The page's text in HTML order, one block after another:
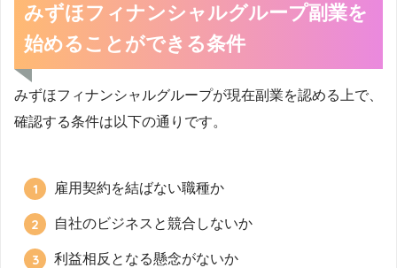
みずほフィナンシャルグループ副業を
始めることができる条件
みずほフィナンシャルグループが現在副業を認める上で、
確認する条件は以下の通りです。
雇用契約を結ばない職種か
自社のビジネスと競合しないか
利益相反となる懸念がないか